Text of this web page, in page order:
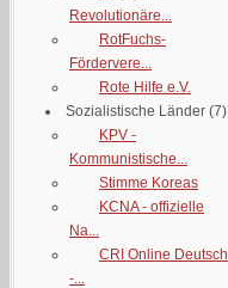
Revolutionäre...
RotFuchs-
Fördervere...
Rote Hilfe e.V.
Sozialistische Länder (7)
KPV -
Kommunistische...
Stimme Koreas
KCNA - offizielle
Na...
CRI Online Deutsch
-...